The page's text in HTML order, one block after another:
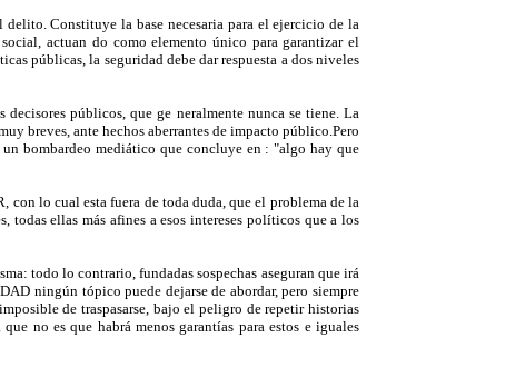
Constituye la base necesaria para el ejercicio de la
actuan do como elemento único para garantizar el
públicas, la seguridad debe dar respuesta a dos niveles
públicos, que ge neralmente nunca se tiene. La
breves, ante hechos aberrantes de impacto público.Pero
bombardeo mediático que concluye en : "algo hay que
lo cual esta fuera de toda duda, que el problema de la
todas ellas más afines a esos intereses políticos que a los
todo lo contrario, fundadas sospechas aseguran que irá
ningún tópico puede dejarse de abordar, pero siempre
de traspasarse, bajo el peligro de repetir historias
no es que habrá menos garantías para estos e iguales